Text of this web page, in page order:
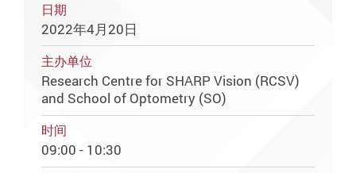
日期
2022年4月20日
主办单位
Research Centre for SHARP Vision (RCSV)
and School of Optometry (SO)
时间
09:00 - 10:30